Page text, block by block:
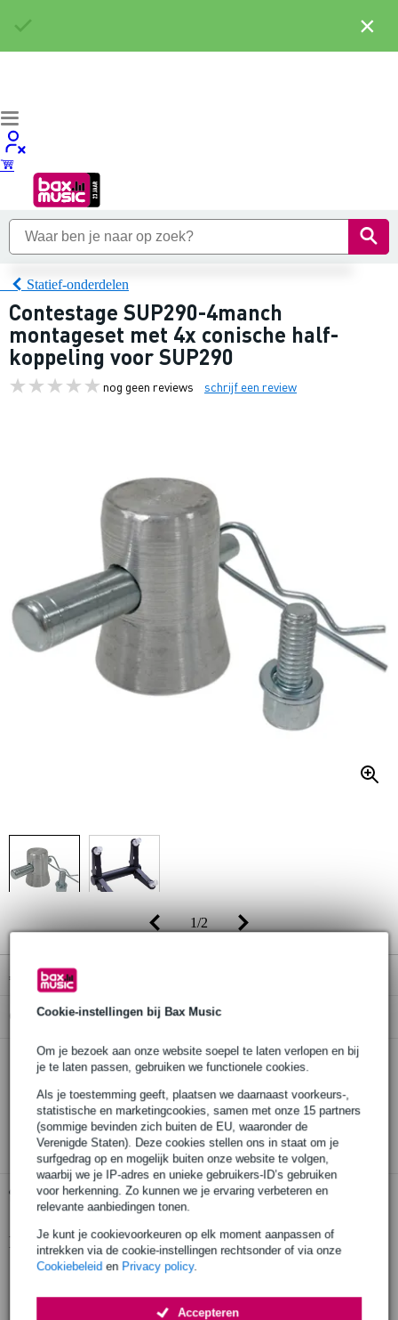
Cookie-instellingen bij Bax Music
Om je bezoek aan onze website soepel te laten verlopen en bij
je te laten passen, gebruiken we functionele cookies.
Als je toestemming geeft, plaatsen we daarnaast voorkeurs-,
statistische en marketingcookies, samen met onze 15 partners
(sommige bevinden zich buiten de EU, waaronder de
Verenigde Staten). Deze cookies stellen ons in staat om je
surfgedrag op en mogelijk buiten onze website te volgen,
waarbij we je IP-adres en unieke gebruikers-ID’s gebruiken
voor herkenning. Zo kunnen we je ervaring verbeteren en
relevante aanbiedingen tonen.
Je kunt je cookievoorkeuren op elk moment aanpassen of
intrekken via de cookie-instellingen rechtsonder of via onze
Cookiebeleid en Privacy policy.
Accepteren
Statief-onderdelen
Contestage SUP290-4manch
montageset met 4x conische half-
koppeling voor SUP290
nog geen reviews schrijf een review
1/2
€ 63,- (incl. 21% btw)
Online voorraadstatus: Tijdelijk niet leverbaar
30 dagen 'niet goed geld terug' garantie
3 jaar Bax Music garantie
Gratis ophalen in de winkel
Productinformatie
Conische half-koppelingen voor SUP290
kleur: zilver
×